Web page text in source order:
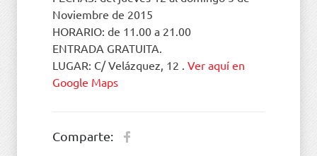
Noviembre de 2015
HORARIO: de 11.00 a 21.00
ENTRADA GRATUITA.
LUGAR: C/ Velázquez, 12 . Ver aquí en
Google Maps
Comparte: